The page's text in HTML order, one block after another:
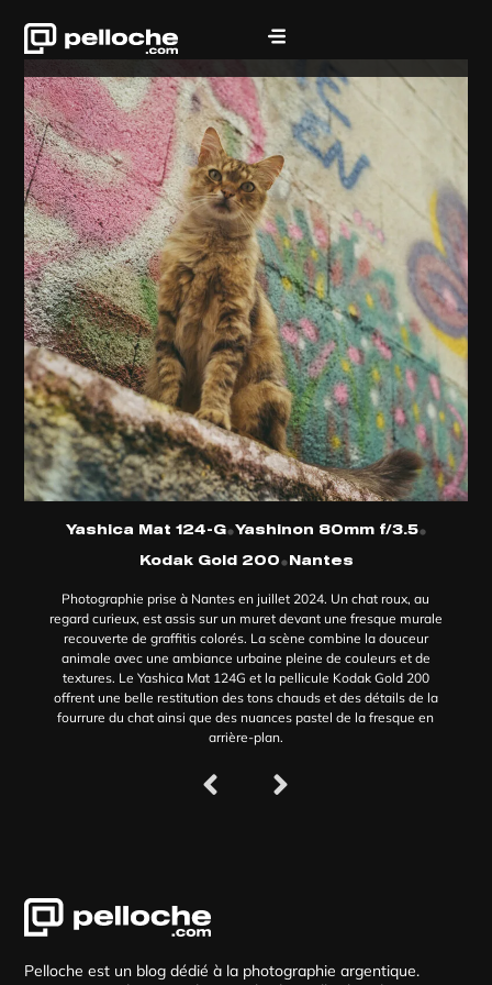
Yashica Mat 124-G•Yashinon 80mm f/3.5•
Kodak Gold 200•Nantes
Photographie prise à Nantes en juillet 2024. Un chat roux, au
regard curieux, est assis sur un muret devant une fresque murale
recouverte de graffitis colorés. La scène combine la douceur
animale avec une ambiance urbaine pleine de couleurs et de
textures. Le Yashica Mat 124G et la pellicule Kodak Gold 200
offrent une belle restitution des tons chauds et des détails de la
fourrure du chat ainsi que des nuances pastel de la fresque en
arrière-plan.
Pelloche est un blog dédié à la photographie argentique.